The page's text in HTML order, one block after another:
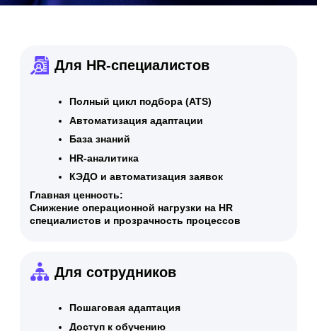
Стоимость услуг
внедрения
Сравнение тарифов
Минимальный | 2 недели